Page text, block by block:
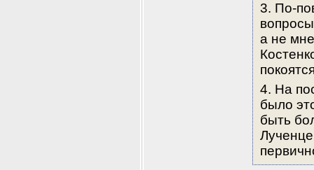
3. По-
а не
4. На
было
быть